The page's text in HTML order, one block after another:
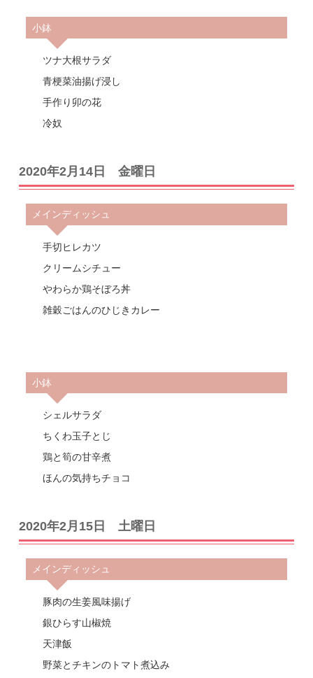
小鉢
ツナ大根サラダ
青梗菜油揚げ浸し
手作り卯の花
冷奴
2020年2月14日 金曜日
メインディッシュ
手切ヒレカツ
クリームシチュー
やわらか鶏そぼろ丼
雑穀ごはんのひじきカレー
小鉢
シェルサラダ
ちくわ玉子とじ
鶏と筍の甘辛煮
ほんの気持ちチョコ
2020年2月15日 土曜日
メインディッシュ
豚肉の生姜風味揚げ
銀ひらす山椒焼
天津飯
野菜とチキンのトマト煮込み